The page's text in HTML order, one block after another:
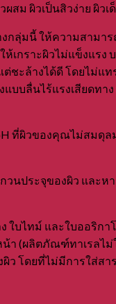
สม ผิวเป็นสิวง่าย ผิ
กลุ่มนี้ ให้ความสาม
กราะผิวไม่แข็งแร
ะล้างได้ดี โดยไม่
บบลื่นไร้แรงเสียด
ที่ผิวของคุณไม่สม
วนประจุของผิว แ
บไทม์ และใบออริ
(ผลิตภัณฑ์ทาเรล
ว โดยที่ไม่มีการใส่